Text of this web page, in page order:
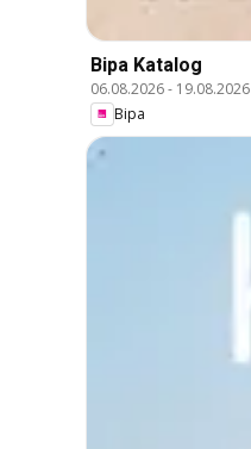
Bipa Katalog
06.08.2026- 19.08.2026
Bipa